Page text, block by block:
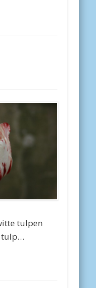
tulpen
tulp…